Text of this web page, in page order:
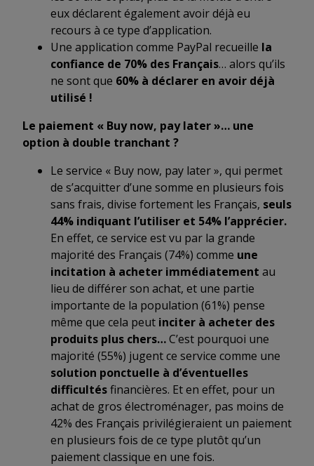
eux déclarent également avoir déjà eu
recours à ce type d’application.
Une application comme PayPal recueille la
confiance de 70% des Français… alors qu’ils
ne sont que 60% à déclarer en avoir déjà
utilisé !
Le paiement « Buy now, pay later »… une
option à double tranchant ?
Le service « Buy now, pay later », qui permet
de s’acquitter d’une somme en plusieurs fois
sans frais, divise fortement les Français, seuls
44% indiquant l’utiliser et 54% l’apprécier.
En effet, ce service est vu par la grande
majorité des Français (74%) comme une
incitation à acheter immédiatement au
lieu de différer son achat, et une partie
importante de la population (61%) pense
même que cela peut inciter à acheter des
produits plus chers…C’est pourquoi une
majorité (55%) jugent ce service comme une
solution ponctuelle à d’éventuelles
difficultésfinancières. Et en effet, pour un
achat de gros électroménager, pas moins de
42% des Français privilégieraient un paiement
en plusieurs fois de ce type plutôt qu’un
paiement classique en une fois.